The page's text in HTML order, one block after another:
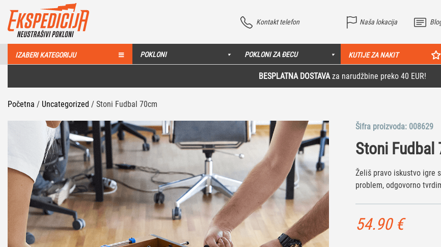
Kontakt telefon Naša lokacija
IZABERI KATEGORIJU POKLONI POKLONI ZA ĐECU KUTIJE ZA NAKIT
BESPLATNA DOSTAVAza narudžbine preko 40 EUR!
Početna / Uncategorized / Stoni Fudbal 70cm
Stoni Fudbal
Želiš pravo iskustvo igre
problem, odgovorno
54.90 €
Šifra proizvoda: 008629